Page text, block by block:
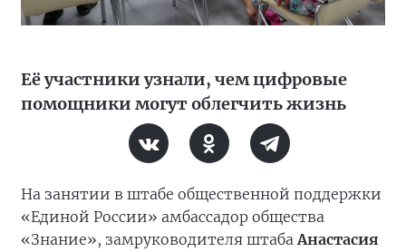
Её участники узнали, чем цифровые
помощники могут облегчить жизнь
На занятии в штабе общественной поддержки
«Единой России» амбассадор общества
«Знание», замруководителя штабаАнастасия